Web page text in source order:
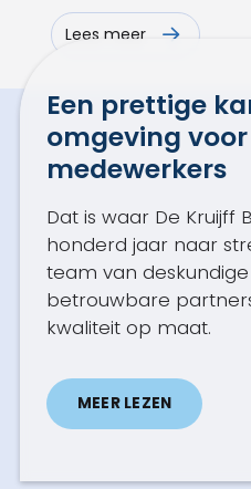
Lees meer
Een prettige
omgeving
medewerkers
Dat is waar De Kruijff
honderd jaar naar
team van
betrouwbare
kwaliteit op maat.
MEER LEZEN